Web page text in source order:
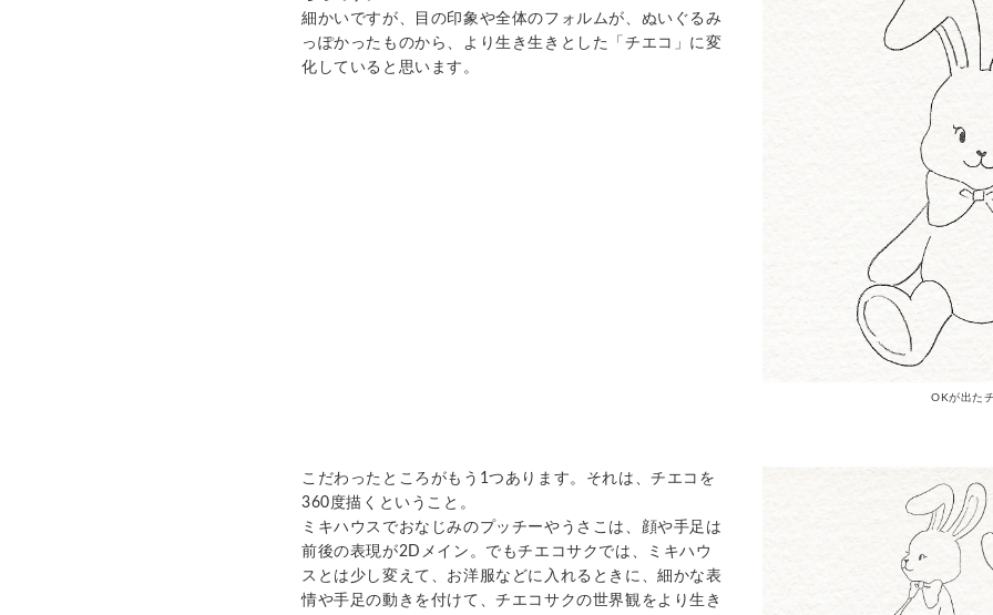
細かいですが、目の印象や全体のフォルムが、ぬいぐるみ
っぽかったものから、より生き生きとした「チエコ」に変
化していると思います。
OKが出た
こだわったところがもう 1つあります。それは、チエコを
360 度描くということ。
ミキハウスでおなじみのプッチーやうさこは、顔や手足は
前後の表現が2D メイン。でもチエコサクでは、ミキハウ
スとは少し変えて、お洋服などに入れるときに、細かな表
情や手足の動きを付けて、チエコサクの世界観をより生き